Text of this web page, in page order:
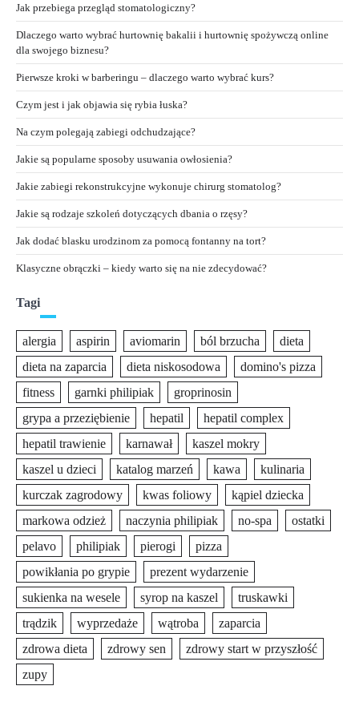
Jak przebiega przegląd stomatologiczny?
Dlaczego warto wybrać hurtownię bakalii i hurtownię spożywczą online
dla swojego biznesu?
Pierwsze kroki w barberingu – dlaczego warto wybrać kurs?
Czym jest i jak objawia się rybia łuska?
Na czym polegają zabiegi odchudzające?
Jakie są popularne sposoby usuwania owłosienia?
Jakie zabiegi rekonstrukcyjne wykonuje chirurg stomatolog?
Jakie są rodzaje szkoleń dotyczących dbania o rzęsy?
Jak dodać blasku urodzinom za pomocą fontanny na tort?
Klasyczne obrączki – kiedy warto się na nie zdecydować?
Tagi
alergia aspirin aviomarin ból brzucha
dieta
dieta na zaparcia
dieta niskosodowa
domino's pizza
fitness
garnki philipiak
groprinosin
grypa a przeziębienie
hepatil
hepatil complex
hepatil trawienie
karnawał
kaszel mokry
kaszel u dzieci
katalog marzeń kawa
kulinaria
kurczak zagrodowy
kwas foliowy
kąpiel dziecka
markowa odzież
naczynia philipiak no-spa
ostatki
pelavo
philipiak pierogi
pizza
powikłania po grypie
prezent wydarzenie
sukienka na wesele
syrop na kaszel
truskawki
trądzik
wyprzedaże wątroba
zaparcia
zdrowa dieta
zdrowy sen
zdrowy start w przyszłość
zupy